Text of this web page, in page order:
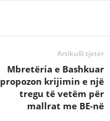
Artikulli tjetër
Mbretëria e Bashkuar
propozon krijimin e një
tregu të vetëm për
mallrat me BE-në